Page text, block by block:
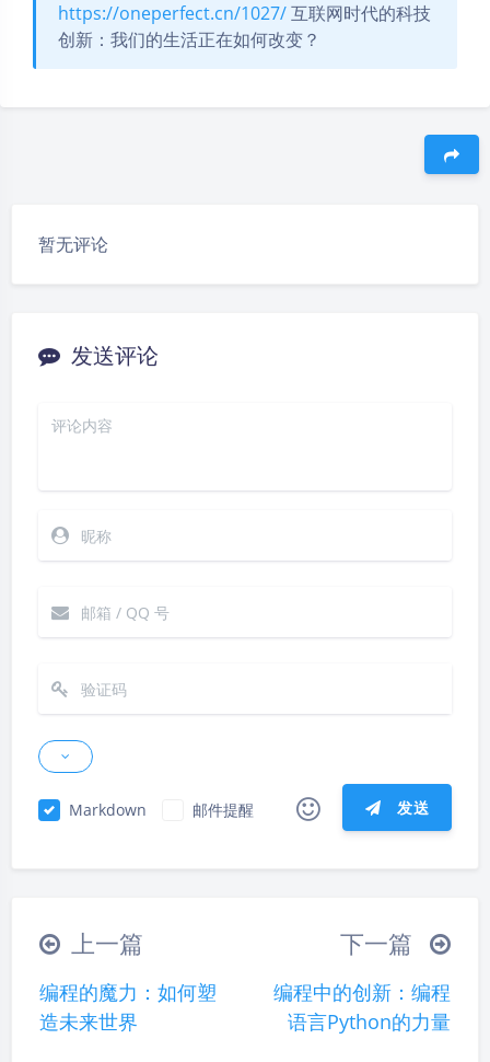
https://oneperfect.cn/1027/互联网时代的科技
创新：我们的生活正在如何改变？
暂无评论
发送评论
Markdown 邮件提醒 发送
|´・ω・)ノ ヾ(≧∇≦*)ゝ
(☆ω☆)
∠( ᐛ 」∠)＿
୧(๑•̀⌄•́๑)૭
(ノ°ο°)ノ
(´இ皿இ｀)
(ฅ´ω`ฅ)
上一篇
编程的魔力：如何塑
造未来世界
下一篇
编程中的创新：编程
语言Python的力量